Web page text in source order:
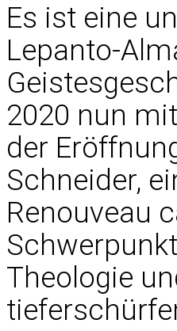
Es ist eine
Lepanto-
2020 nun
der
Schneider,
Renouveau
Theologie